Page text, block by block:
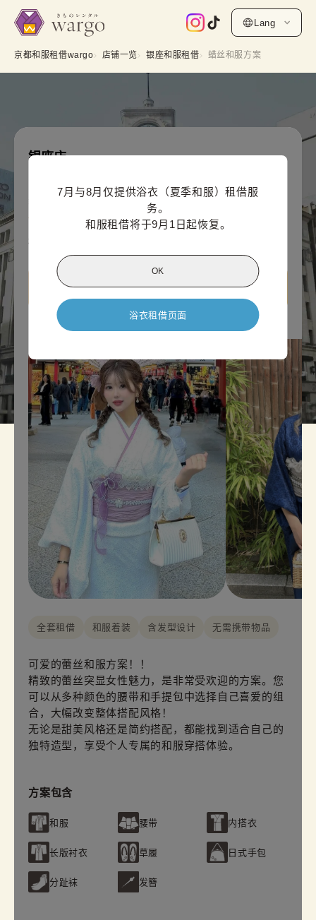
Lang
京都和服租借wargo 店铺一览 银座和服租借 蜡丝和服方案
7月与8月仅提供浴衣（夏季和服）租借服
务。
和服租借将于9月1日起恢复。
OK
浴衣租借页面
银座店
¥ 5,500(含税)~
¥6,600
查看 银座店信息
全套租借 和服着装 含发型设计 无需携带物品
可爱的蕾丝和服方案！！
精致的蕾丝突显女性魅力，是非常受欢迎的方案。您
可以从多种颜色的腰带和手提包中选择自己喜爱的组
合，大幅改变整体搭配风格！
无论是甜美风格还是简约搭配，都能找到适合自己的
独特造型，享受个人专属的和服穿搭体验。
方案包含
和服 腰带 内搭衣
长版衬衣 草履 日式手包
分趾袜 发簪